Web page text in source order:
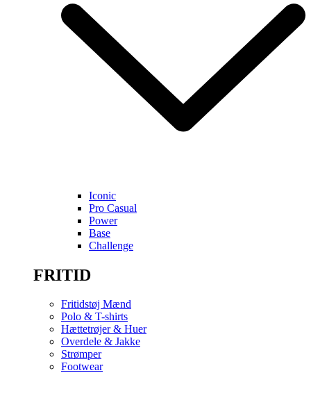
Iconic
Pro Casual
Power
Base
Challenge
FRITID
Fritidstøj Mænd
Polo & T-shirts
Hættetrøjer & Huer
Overdele & Jakke
Strømper
Footwear